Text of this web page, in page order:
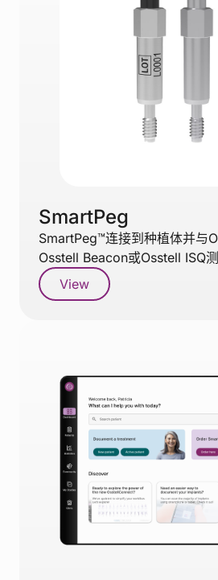
SmartPeg
SmartPeg™连接到种植体并与
Osstell Beacon或Osstell ISQ测
View